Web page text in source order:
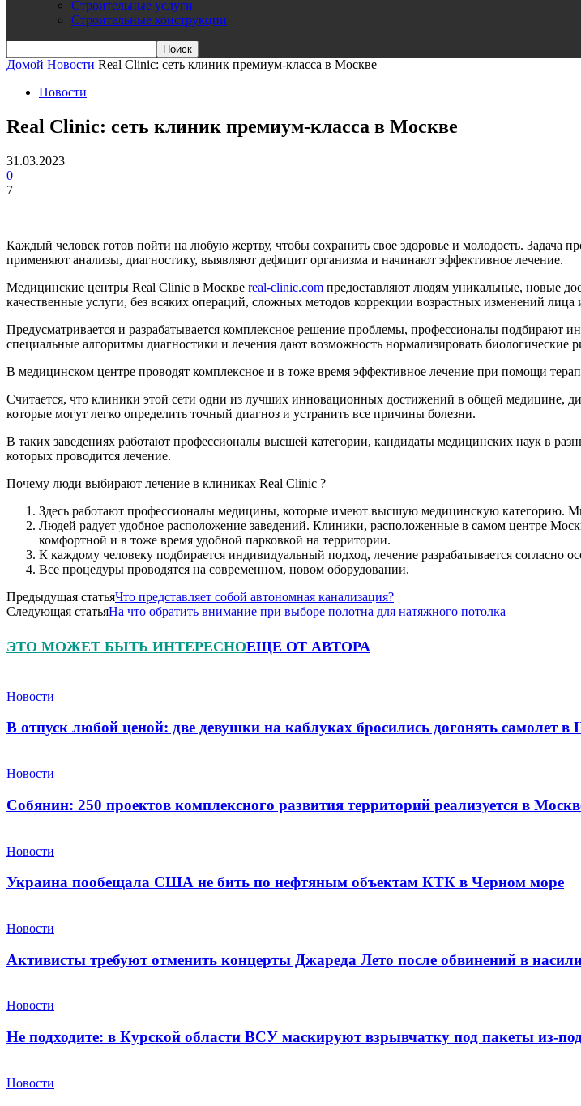
Строительные услуги
Строительные конструкции
Домой Новости Real Clinic: сеть клиник премиум-класса в Москве
Новости
Real Clinic: сеть клиник премиум-класса в Москве
31.03.2023
0
7
Каждый человек готов пойти на любую жертву, чтобы сохранить свое здоровье и молодость.
применяют анализы, диагностику, выявляют дефицит организма и начинают эффективное лечение.
Медицинские центры Real Clinic в Москве real-clinic.com предоставляют людям уникальные, новые
качественные услуги, без всяких операций, сложных методов коррекции возрастных изменений лица
Предусматривается и разрабатывается комплексное решение проблемы, профессионалы подбирают
специальные алгоритмы диагностики и лечения дают возможность нормализировать
В медицинском центре проводят комплексное и в тоже время эффективное лечение при помощи
Считается, что клиники этой сети одни из лучших инновационных достижений в общей медицине,
которые могут легко определить точный диагноз и устранить все причины болезни.
В таких заведениях работают профессионалы высшей категории, кандидаты медицинских наук в
которых проводится лечение.
Почему люди выбирают лечение в клиниках Real Clinic ?
Здесь работают профессионалы медицины, которые имеют высшую медицинскую категорию.
Людей радует удобное расположение заведений. Клиники, расположенные в самом центре
комфортной и в тоже время удобной парковкой на территории.
К каждому человеку подбирается индивидуальный подход, лечение разрабатывается согласно
Все процедуры проводятся на современном, новом оборудовании.
Предыдущая статьяЧто представляет собой автономная канализация?
Следующая статьяНа что обратить внимание при выборе полотна для натяжного потолка
ЭТО МОЖЕТ БЫТЬ ИНТЕРЕСНОЕЩЕ ОТ АВТОРА
Новости
В отпуск любой ценой: две девушки на каблуках бросились догонять самолет в
Новости
Собянин: 250 проектов комплексного развития территорий реализуется в
Новости
Украина пообещала США не бить по нефтяным объектам КТК в Черном море
Новости
Активисты требуют отменить концерты Джареда Лето после обвинений в
Новости
Не подходите: в Курской области ВСУ маскируют взрывчатку под пакеты из-
Новости